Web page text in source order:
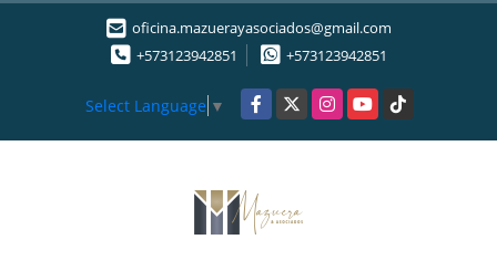
oficina.mazuerayasociados@gmail.com
+573123942851
+573123942851
Select Language ▼ Facebook
X InstagramYouTubeTikTok